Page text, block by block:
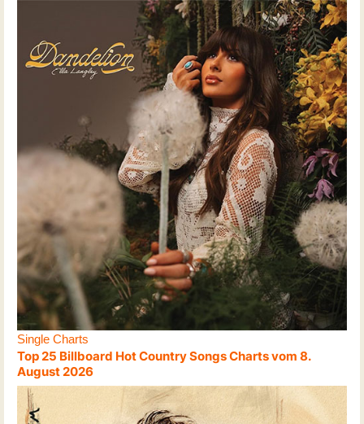
Single Charts
Top 25 Billboard Hot Country Songs Charts vom 8.
August 2026